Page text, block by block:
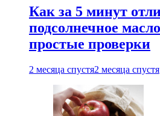
Как за 5 минут
подсолнечное
простые проверки
2 месяца спустя2 месяца спустя